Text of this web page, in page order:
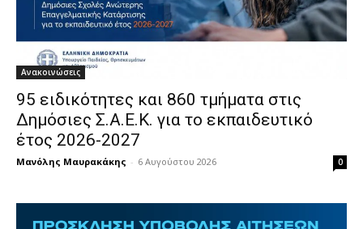
Ανακοινώσεις
95 ειδικότητες και 860 τμήματα στις
Δημόσιες Σ.Α.Ε.Κ. για το εκπαιδευτικό
έτος 2026-2027
Μανόλης Μαυρακάκης - 6 Αυγούστου 2026 0